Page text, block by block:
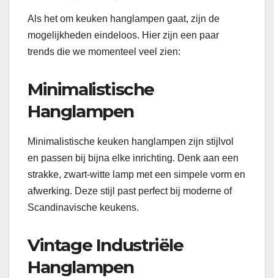
Als het om keuken hanglampen gaat, zijn de
mogelijkheden eindeloos. Hier zijn een paar
trends die we momenteel veel zien:
Minimalistische
Hanglampen
Minimalistische keuken hanglampen zijn stijlvol
en passen bij bijna elke inrichting. Denk aan een
strakke, zwart-witte lamp met een simpele vorm en
afwerking. Deze stijl past perfect bij moderne of
Scandinavische keukens.
Vintage Industriële
Hanglampen